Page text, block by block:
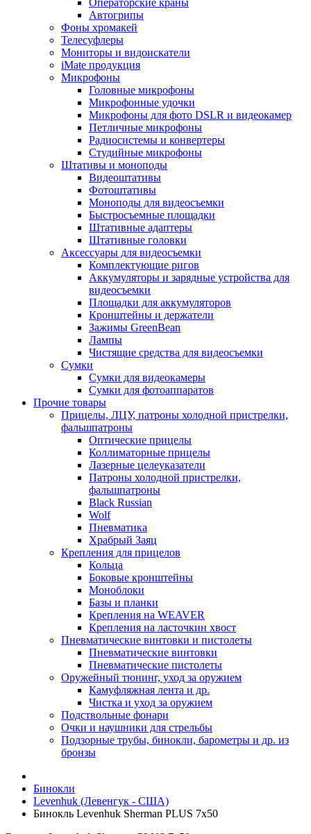
Операторские краны
Автогрипы
Фоны хромакей
Телесуфлеры
Мониторы и видоискатели
iMate продукция
Микрофоны
Головные микрофоны
Микрофонные удочки
Микрофоны для фото DSLR и видеокамер
Петличные микрофоны
Радиосистемы и конвертеры
Студийные микрофоны
Штативы и моноподы
Видеоштативы
Фотоштативы
Моноподы для видеосъемки
Быстросъемные площадки
Штативные адаптеры
Штативные головки
Аксессуары для видеосъемки
Комплектующие ригов
Аккумуляторы и зарядные устройства для
видеосъемки
Площадки для аккумуляторов
Кронштейны и держатели
Зажимы GreenBean
Лампы
Чистящие средства для видеосъемки
Сумки
Сумки для видеокамеры
Сумки для фотоаппаратов
Прочие товары
Прицелы, ЛЦУ, патроны холодной пристрелки,
фальшпатроны
Оптические прицелы
Коллиматорные прицелы
Лазерные целеуказатели
Патроны холодной пристрелки,
фальшпатроны
Black Russian
Wolf
Пневматика
Храбрый Заяц
Крепления для прицелов
Кольца
Боковые кронштейны
Моноблоки
Базы и планки
Крепления на WEAVER
Крепления на ласточкин хвост
Пневматические винтовки и пистолеты
Пневматические винтовки
Пневматические пистолеты
Оружейный тюнинг, уход за оружием
Камуфляжная лента и др.
Чистка и уход за оружием
Подствольные фонари
Очки и наушники для стрельбы
Подзорные трубы, бинокли, барометры и др. из
бронзы
Бинокли
Levenhuk (Левенгук - США)
Бинокль Levenhuk Sherman PLUS 7x50